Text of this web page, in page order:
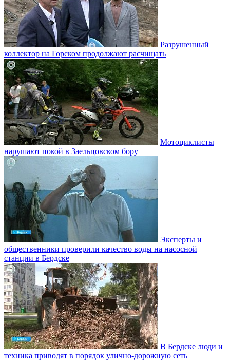
Разрушенный
коллектор на Горском продолжают расчищать
Мотоциклисты
нарушают покой в Заельцовском бору
Эксперты и
общественники проверили качество воды на насосной
станции в Бердске
В Бердске люди и
техника приводят в порядок улично‑дорожную сеть